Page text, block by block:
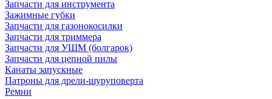
Запчасти для инструмента
Зажимные губки
Запчасти для газонокосилки
Запчасти для триммера
Запчасти для УШМ (болгарок)
Запчасти для цепной пилы
Канаты запускные
Патроны для дрели-шуруповерта
Ремни